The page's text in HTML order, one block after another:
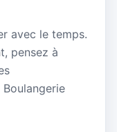
avec le temps.
pensez à